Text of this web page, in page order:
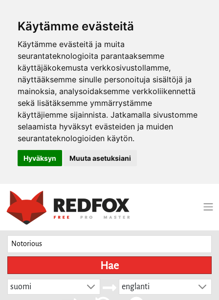
Käytämme evästeitä
Käytämme evästeitä ja muita
seurantateknologioita parantaaksemme
käyttäjäkokemusta verkkosivustollamme,
näyttääksemme sinulle personoituja sisältöjä ja
mainoksia, analysoidaksemme verkkoliikennettä
sekä lisätäksemme ymmärrystämme
käyttäjiemme sijainnista. Jatkamalla sivustomme
selaamista hyväksyt evästeiden ja muiden
seurantateknologioiden käytön.
Hyväksyn Muuta asetuksiani
Hae
suomi englanti